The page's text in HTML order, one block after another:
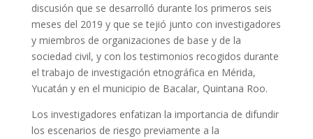
discusión que se desarrolló durante los primeros seis
meses del 2019 y que se tejió junto con investigadores
y miembros de organizaciones de base y de la
sociedad civil, y con los testimonios recogidos durante
el trabajo de investigación etnográfica en Mérida,
Yucatán y en el municipio de Bacalar, Quintana Roo.
Los investigadores enfatizan la importancia de difundir
los escenarios de riesgo previamente a la